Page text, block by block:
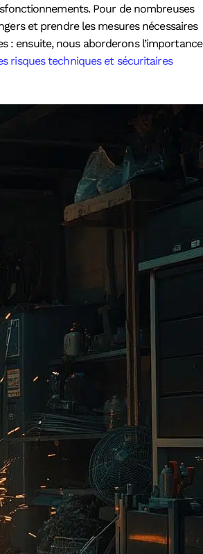
Pour de nombreuses
et prendre les mesures nécessaires
: ensuite, nous aborderons l’importance
risques techniques et sécuritaires